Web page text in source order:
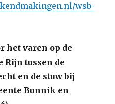
wsb-
het varen op de
Rijn tussen de
en de stuw bij
Bunnik en